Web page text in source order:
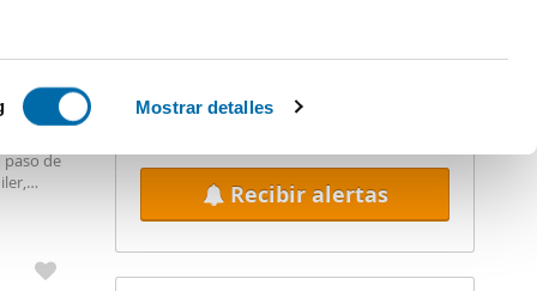
(huellas
momento
funciones
Mostrar detalles
paso de
Recibir alertas